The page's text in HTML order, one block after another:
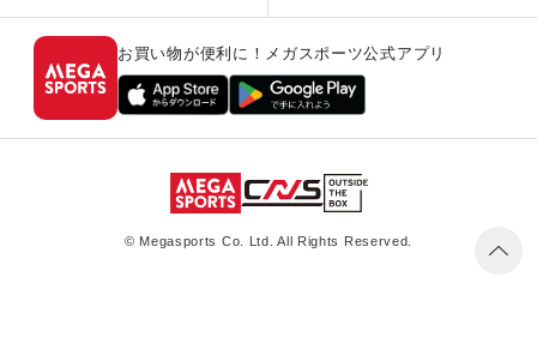
お買い物が便利に！メガスポーツ公式アプリ
© Megasports Co. Ltd. All Rights Reserved.